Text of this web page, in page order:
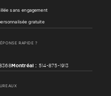
sans engagement
gratuite
RAPIDE ?
Montréal : 514-875-1913